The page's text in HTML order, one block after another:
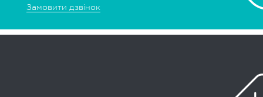
Замовити дзвінок